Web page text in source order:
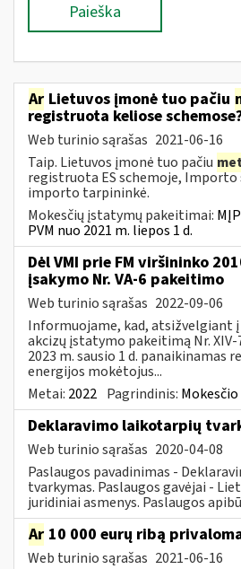
Paieška
Ar Lietuvos įmonė tuo pačiu
registruota keliose
Web turinio sąrašas 2021-06-16
Taip. Lietuvos įmonė tuo pačiu
registruota ES schemoje, Importo
importo tarpininkė.
Mokesčių įstatymų pakeitimai:
PVM nuo 2021 m. liepos 1 d.
Dėl VMI prie FM viršininko
įsakymo Nr. VA-6 pakeitimo
Web turinio sąrašas 2022-09-06
Informuojame, kad, atsižvelgiant
akcizų įstatymo pakeitimą Nr.
2023 m. sausio 1 d. panaikinamas
energijos mokėtojus...
Metai: 2022 Pagrindinis:
Deklaravimo laikotarpių
Web turinio sąrašas 2020-04-08
Paslaugos pavadinimas -
tvarkymas. Paslaugos gavėjai -
juridiniai asmenys. Paslaugos
Ar 10 000 eurų ribą
Web turinio sąrašas 2021-06-16